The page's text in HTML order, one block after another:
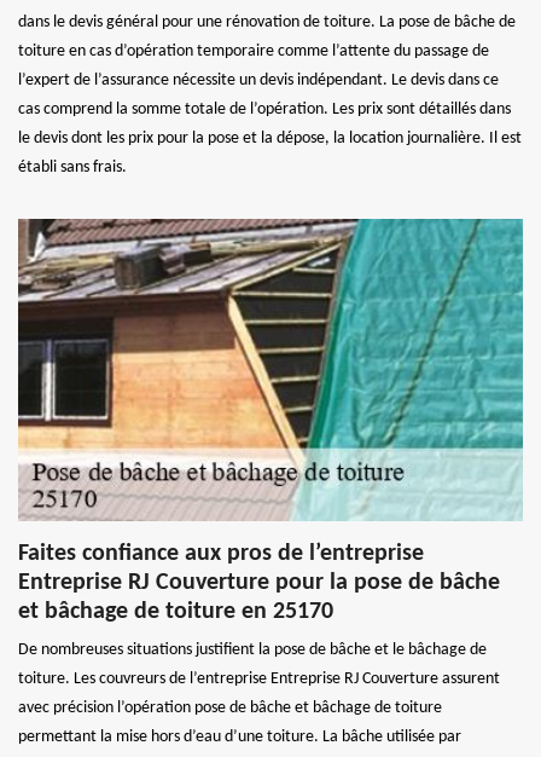
dans le devis général pour une rénovation de toiture. La pose de bâche de
toiture en cas d’opération temporaire comme l’attente du passage de
l’expert de l’assurance nécessite un devis indépendant. Le devis dans ce
cas comprend la somme totale de l’opération. Les prix sont détaillés dans
le devis dont les prix pour la pose et la dépose, la location journalière. Il est
établi sans frais.
Faites confiance aux pros de l’entreprise
Entreprise RJ Couverture pour la pose de bâche
et bâchage de toiture en 25170
De nombreuses situations justifient la pose de bâche et le bâchage de
toiture. Les couvreurs de l’entreprise Entreprise RJ Couverture assurent
avec précision l’opération pose de bâche et bâchage de toiture
permettant la mise hors d’eau d’une toiture. La bâche utilisée par